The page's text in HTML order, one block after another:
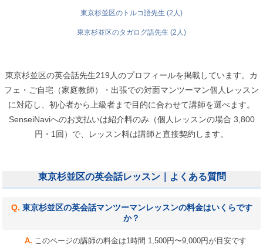
東京杉並区のトルコ語先生 (2人)
東京杉並区のタガログ語先生 (2人)
東京杉並区の英会話先生219人のプロフィールを掲載しています。カ
フェ・ご自宅（家庭教師）・出張での対面マンツーマン個人レッスン
に対応し、初心者から上級者まで目的に合わせて講師を選べます。
SenseiNaviへのお支払いは紹介料のみ（個人レッスンの場合 3,800
円・1回）で、レッスン料は講師と直接契約します。
東京杉並区の英会話レッスン｜よくある質問
東京杉並区の英会話マンツーマンレッスンの料金はいくらです
か？
このページの講師の料金は1時間 1,500円〜9,000円が目安です